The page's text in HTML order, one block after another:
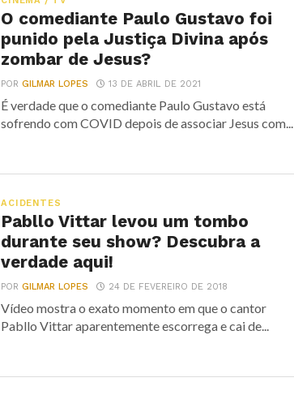
O comediante Paulo Gustavo foi
punido pela Justiça Divina após
zombar de Jesus?
PORGILMAR LOPES 13 DE ABRIL DE 2021
É verdade que o comediante Paulo Gustavo está
sofrendo com COVID depois de associar Jesus com...
ACIDENTES
Pabllo Vittar levou um tombo
durante seu show? Descubra a
verdade aqui!
PORGILMAR LOPES 24 DE FEVEREIRO DE 2018
Vídeo mostra o exato momento em que o cantor
Pabllo Vittar aparentemente escorrega e cai de...